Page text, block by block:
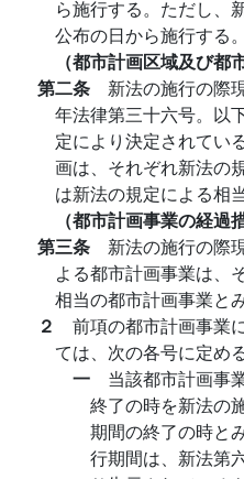
ら施行する。ただし、
公布の日から施行する。
（都市計画区域及び都
第二条 新法の施行の際
年法律第三十六号。以
定により決定されてい
画は、それぞれ新法の
は新法の規定による相
（都市計画事業の経過
第三条 新法の施行の際
よる都市計画事業は、
相当の都市計画事業と
２ 前項の都市計画事業
ては、次の各号に定め
一 当該都市計画事
終了の時を新法の
期間の終了の時と
行期間は、新法第